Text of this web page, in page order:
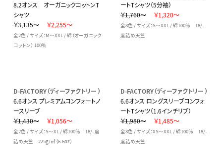
8.2オンス オーガニックコットンT
シャツ
￥3,135～
￥2,255～
全2色 / サイズ：M～XXL / 綿（オーガニック
コットン） 100％
ートTシャツ（5分袖）
￥1,760～
￥1,320～
全8色 / サイズ：S～XXL / 綿100％ 18/-
度詰め天竺
D-FACTORY（ディーファクトリー ）
6.6オンス プレミアムコンフォートノ
ースリーブ
￥1,430～
￥1,056～
全2色 / サイズ：S～XL / 綿100％ 18/- 度
詰め天竺 225g/㎡（6.6oz）
D-FACTORY（ディーファクトリー ）
6.6オンス ロングスリーブコンフォ
ートTシャツ（1.6インチリブ）
￥1,980～
￥1,485～
全8色 / サイズ：XS～XXL / 綿100％ 18/-
度詰め天竺